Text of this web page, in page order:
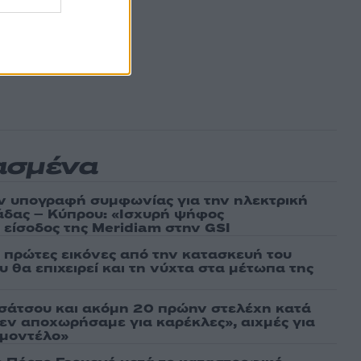
υπογραφή συμφωνίας για την ηλεκτρική
– Κύπρου: «Ισχυρή ψήφος
της Meridiam στην GSI
εικόνες από την κατασκευή του
επιχειρεί και τη νύχτα στα μέτωπα της
και ακόμη 20 πρώην στελέχη κατά
αποχωρήσαμε για καρέκλες», αιχμές για